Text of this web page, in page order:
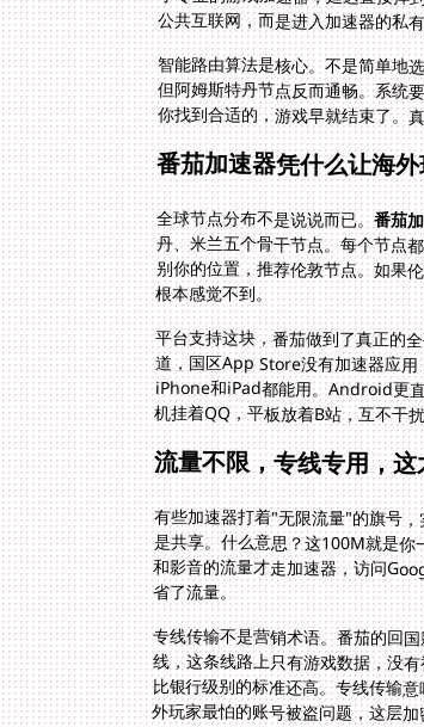
公共互联网，而是进入加速器的私
智能路由算法是核心。不是简单地
但阿姆斯特丹节点反而通畅。系统
你找到合适的，游戏早就结束了。
番茄加速器凭什么让海
全球节点分布不是说说而已。番茄
根本感觉不到。
平台支持这块，番茄做到了真正的
道，国区App Store没有加速器应
iPhone和iPad都能用。Android更
机挂着QQ，平板放着B站，互不干
流量不限，专线专用，
有些加速器打着"无限流量"的旗号
是共享。什么意思？这100M就是
和影音的流量才走加速器，访问
省了流量。
专线传输不是营销术语。番茄的回
线，这条线路上只有游戏数据，没
比银行级别的标准还高。专线传输
外玩家最怕的账号被盗问题，这层